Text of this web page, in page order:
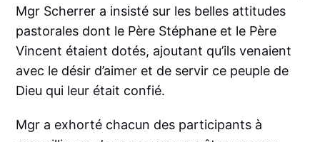
Mgr Scherrer a insisté sur les belles attitudes
pastorales dont le Père Stéphane et le Père
Vincent étaient dotés, ajoutant qu’ils venaient
avec le désir d’aimer et de servir ce peuple de
Dieu qui leur était confié.
Mgr a exhorté chacun des participants à